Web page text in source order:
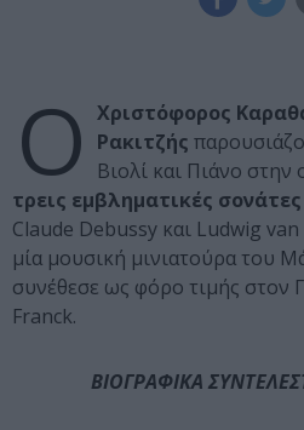
Ο Χριστόφορος
Ρακιτζής
Βιολί και Πιάνο
τρεις εμβληματικές σονάτες
Claude Debussy και Ludwig
μία μουσική μινιατούρα του
συνέθεσε ως φόρο τιμής στον
Franck.
ΒΙΟΓΡΑΦΙΚΑ